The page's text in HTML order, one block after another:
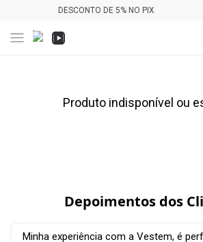
Produto indisponível ou
Depoimentos dos
Minha experiência com a Vestem, é